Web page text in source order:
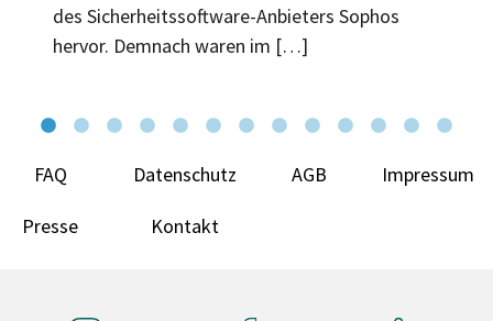
des Sicherheitssoftware-Anbieters Sophos
hervor. ­­Demnach waren im […]
FAQ Datenschutz AGB Impressum
Presse Kontakt